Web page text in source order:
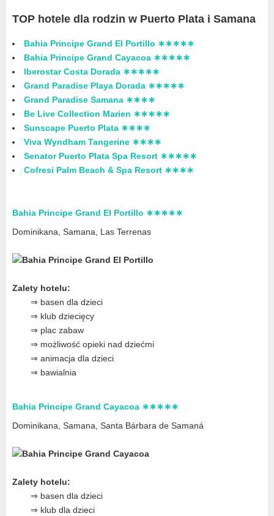
TOP hotele dla rodzin w Puerto Plata i Samana
Bahia Principe Grand El Portillo ∗∗∗∗∗
Bahia Principe Grand Cayacoa ∗∗∗∗∗
Iberostar Costa Dorada ∗∗∗∗∗
Grand Paradise Playa Dorada ∗∗∗∗∗
Grand Paradise Samana ∗∗∗∗
Be Live Collection Marien ∗∗∗∗∗
Sunscape Puerto Plata ∗∗∗∗
Viva Wyndham Tangerine ∗∗∗∗
Senator Puerto Plata Spa Resort ∗∗∗∗∗
Cofresi Palm Beach & Spa Resort ∗∗∗∗
Bahia Principe Grand El Portillo ∗∗∗∗∗
Dominikana, Samana, Las Terrenas
Zalety hotelu:
⇒ basen dla dzieci
⇒ klub dziecięcy
⇒ plac zabaw
⇒ możliwość opieki nad dziećmi
⇒ animacja dla dzieci
⇒ bawialnia
Bahia Principe Grand Cayacoa ∗∗∗∗∗
Dominikana, Samana, Santa Bárbara de Samaná
Zalety hotelu:
⇒ basen dla dzieci
⇒ klub dla dzieci